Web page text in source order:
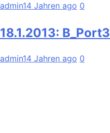
admin14 Jahren ago 0
18.1.2013: B_Port3
admin14 Jahren ago 0